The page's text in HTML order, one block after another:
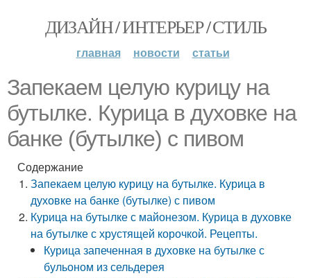
ДИЗАЙН / ИНТЕРЬЕР / СТИЛЬ
главная новости статьи
Запекаем целую курицу на
бутылке. Курица в духовке на
банке (бутылке) с пивом
Содержание
Запекаем целую курицу на бутылке. Курица в
духовке на банке (бутылке) с пивом
Курица на бутылке с майонезом. Курица в духовке
на бутылке с хрустящей корочкой. Рецепты.
Курица запеченная в духовке на бутылке с
бульоном из сельдерея